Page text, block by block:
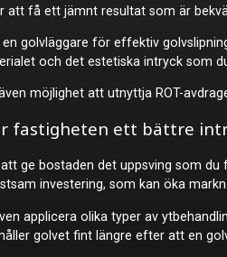
att få ett jämnt resultat som är
golvläggare för effektiv
och det estetiska intryck som
möjlighet att utnyttja ROT-
fastigheten ett bättre
ge bostaden det uppsving som
investering, som kan öka
applicera olika typer av
golvet fint längre efter att en